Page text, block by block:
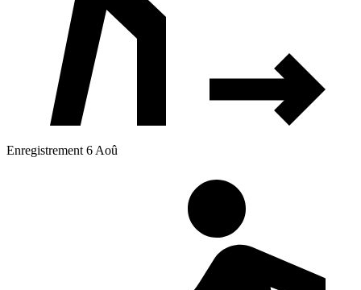
Enregistrement 6 Aoû